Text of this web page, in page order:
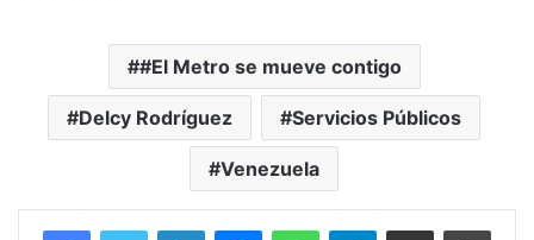
#El Metro se mueve contigo
Delcy Rodríguez Servicios Públicos
Venezuela
FacebookTwitter LinkedInMessengerWhatsAppTelegramCompartir por correo electrónico